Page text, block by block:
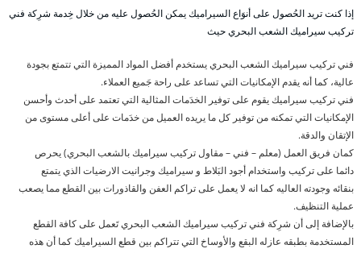
إذا كنت تريد الحُصول على أنوَاع السيراميك يمكن الحُصول عليه من خلال خِدمة شرِكة فني
تركيب سيراميك الشعب البحري حيث
فني تركيب سيراميك الشعب البحري يستخدم أفضل المواد المميزة التي تتمتع بجودة
عالية، كما أنه يقدم الإمكانيات التي تساعد على راحة جَميع العملاء.
فني تركيب سيراميك يقوم على توفير الخدَمات المثالية التي تعتمد على أحدث وأحسن
الإمكانيات التي تمكنه من توفير كل ما يريده العميل من خدَمات على أعلى مستوى من
الإتقان والدقة.
كمان فريق العمل (معلم – فني – مقاول تركيب سيراميك بالشعب البحري) يحرص
دائما على تركيب واستخدام أجود البَلاط و سيراميك وجرانيت الارضيات الذي يتمتع
بنقائه وجودته العاليه كما انه لا يعمل على تراكم العفن والقاذورات بين القطع مما يصعب
عملية التنظيف.
بالإضافة إلى أن شرِكة فني تركيب سيراميك الشعب البحري تَعمل على كافة القطع
المستخدمة بطبقه عازله البقع والأوساخ التي تتراكم بين قطع السيراميك كما أن هذه